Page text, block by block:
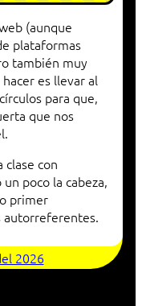
(aunque
plataformas
también muy
es llevar al
para que,
que nos
clase con
poco la cabeza,
primer
autorreferentes.
2026